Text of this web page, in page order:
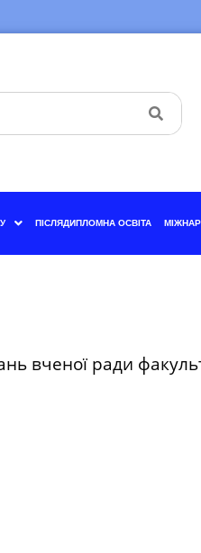
ПІСЛЯДИПЛОМНА ОСВІТА
вченої ради